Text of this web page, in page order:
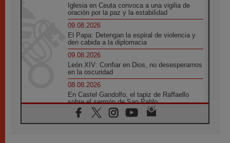
Iglesia en Ceuta convoca a una vigilia de
oración por la paz y la estabilidad
09.08.2026
El Papa: Detengan la espiral de violencia y
den cabida a la diplomacia
09.08.2026
León XIV: Confiar en Dios, no desesperarnos
en la oscuridad
08.08.2026
En Castel Gandolfo, el tapiz de Raffaello
sobre el sermón de San Pablo
08.08.2026
En Colombia, «la paz no se compra con una